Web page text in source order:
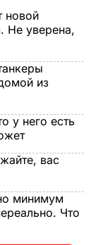
новой
Не уверена,
из
у него есть
вас
минимум
Что